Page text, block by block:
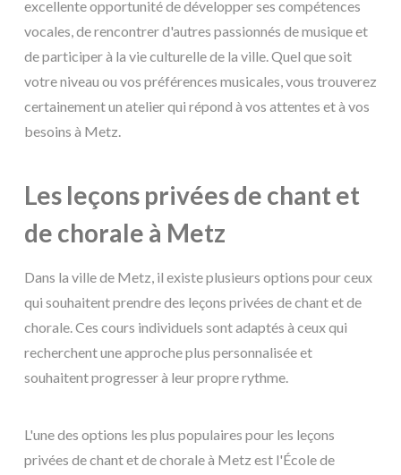
excellente opportunité de développer ses compétences
vocales, de rencontrer d'autres passionnés de musique et
de participer à la vie culturelle de la ville. Quel que soit
votre niveau ou vos préférences musicales, vous trouverez
certainement un atelier qui répond à vos attentes et à vos
besoins à Metz.
Les leçons privées de chant et
de chorale à Metz
Dans la ville de Metz, il existe plusieurs options pour ceux
qui souhaitent prendre des leçons privées de chant et de
chorale. Ces cours individuels sont adaptés à ceux qui
recherchent une approche plus personnalisée et
souhaitent progresser à leur propre rythme.
L'une des options les plus populaires pour les leçons
privées de chant et de chorale à Metz est l'École de